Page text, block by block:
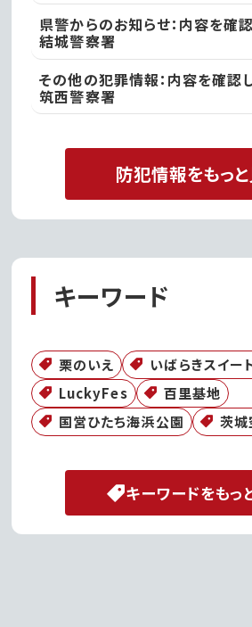
県警からのお知らせ：内容を確
結城警察署
その他の犯罪情報：内容を確認
筑西警察署
防犯情報をもっ
キーワード
栗のいえ
いばらきスイー
LuckyFes
百里基地
国営ひたち海浜公園
茨城
キーワードをもっ